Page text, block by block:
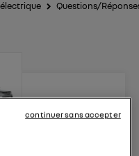
Questions/
électrique
continuer sans accepter